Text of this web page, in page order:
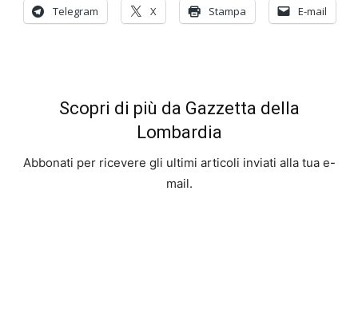
Telegram X Stampa E-mail
Scopri di più da Gazzetta della
Lombardia
Abbonati per ricevere gli ultimi articoli inviati alla tua e-
mail.